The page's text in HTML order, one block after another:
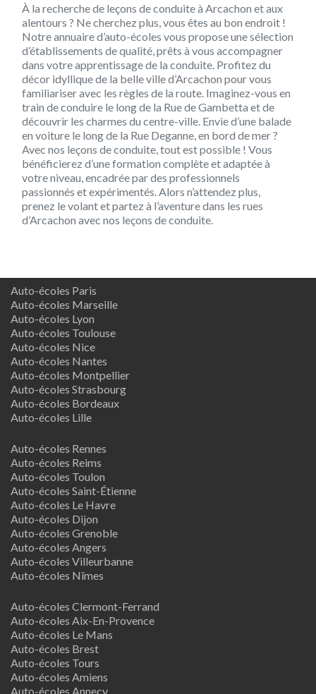
À la recherche de leçons de conduite à Arcachon et aux
alentours ? Ne cherchez plus, vous êtes au bon endroit !
Notre annuaire d’auto-écoles vous propose une sélection
d’établissements de qualité, prêts à vous accompagner
dans votre apprentissage de la conduite. Profitez du
décor idyllique de la belle ville d’Arcachon pour vous
familiariser avec les règles de la route. Imaginez-vous en
train de conduire le long de la Rue de Gambetta et de
découvrir les charmes du centre-ville. Envie d’une balade
en voiture le long de la Rue Deganne, en bord de mer ?
Avec nos leçons de conduite, tout est possible ! Vous
bénéficierez d’une formation complète et adaptée à
votre niveau, encadrée par des professionnels
passionnés et expérimentés. Alors n’attendez plus,
prenez le volant et partez à l’aventure dans les rues
d’Arcachon avec nos leçons de conduite.
Auto-écoles Paris
Auto-écoles Marseille
Auto-écoles Lyon
Auto-écoles Toulouse
Auto-écoles Nice
Auto-écoles Nantes
Auto-écoles Montpellier
Auto-écoles Strasbourg
Auto-écoles Bordeaux
Auto-écoles Lille
Auto-écoles Rennes
Auto-écoles Reims
Auto-écoles Toulon
Auto-écoles Saint-Étienne
Auto-écoles Le Havre
Auto-écoles Dijon
Auto-écoles Grenoble
Auto-écoles Angers
Auto-écoles Villeurbanne
Auto-écoles Nîmes
Auto-écoles Clermont-Ferrand
Auto-écoles Aix-En-Provence
Auto-écoles Le Mans
Auto-écoles Brest
Auto-écoles Tours
Auto-écoles Amiens
Auto-écoles Annecy